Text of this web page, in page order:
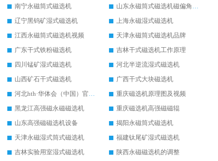
南宁永磁筒式磁选机
山东永磁筒式磁选机磁偏角怎么调整
辽宁黑钨矿湿式磁选机
上海永磁湿式磁选机
江西永磁筒式磁选机视频
天津永磁筒式磁选机品牌
广东干式铁粉磁选机
吉林干式磁选机工作原理
四川锰矿湿式磁选机
河北半逆流湿式磁选机
山西矿石干式磁选机
广西干式大块磁选机
河北hth·华体会（中国）官方网站-hth.com 工作视频
重庆磁选机原理图及视频
黑龙江高强磁永磁磁选机
重庆磁选机高强磁磁辊
山东高强磁磁选机设备
揭阳永磁筒式磁选机
天津永磁湿式筒式磁选机
福建钛尾矿湿式磁选机
吉林实验用室湿式磁选机
陕西永磁磁选机的调整